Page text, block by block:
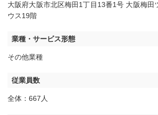
大阪府大阪市北区梅田1丁目13番1号 大阪梅田
ウス19階
業種・サービス形態
その他業種
従業員数
全体：667人